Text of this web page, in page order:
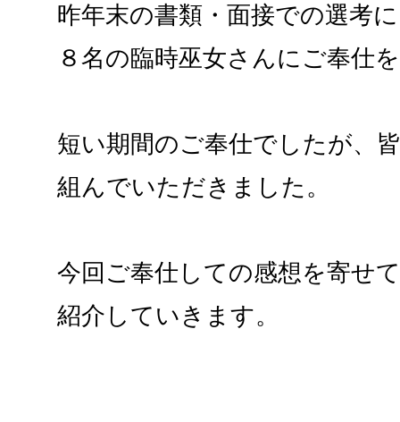
昨年末の書類・面接での選考
８名の臨時巫女さんにご奉仕
短い期間のご奉仕でしたが、
組んでいただきました。
今回ご奉仕しての感想を寄せ
紹介していきます。